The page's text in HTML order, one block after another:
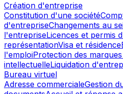
Création d'entreprise
Constitution d'une société
d'entrepriseChangements au
l'entrepriseLicences et permis
représentationVisa et résidence
l'emploiProtection des
intellectuelleLiquidation
Bureau virtuel
Adresse commercialeGestion